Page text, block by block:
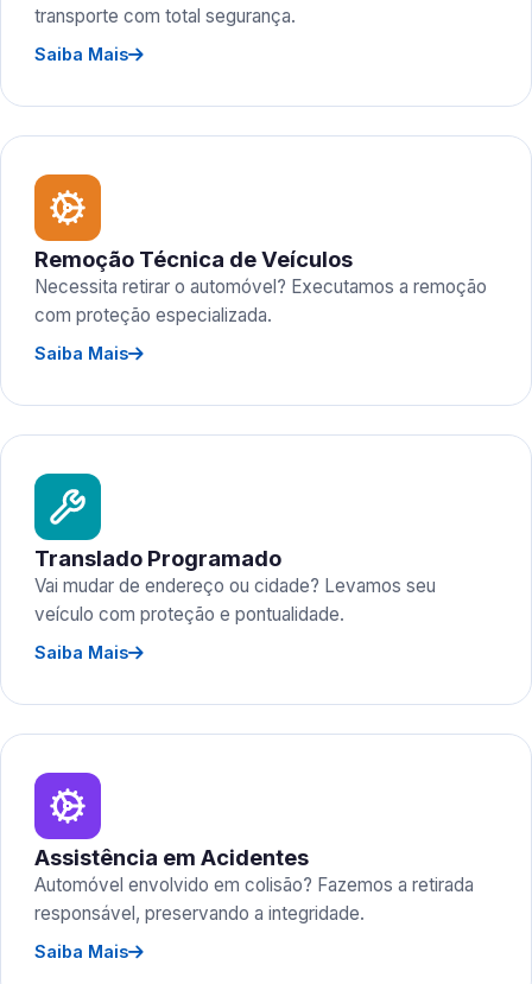
transporte com total segurança.
Saiba Mais
Remoção Técnica de Veículos
Necessita retirar o automóvel? Executamos a remoção
com proteção especializada.
Saiba Mais
Translado Programado
Vai mudar de endereço ou cidade? Levamos seu
veículo com proteção e pontualidade.
Saiba Mais
Assistência em Acidentes
Automóvel envolvido em colisão? Fazemos a retirada
responsável, preservando a integridade.
Saiba Mais